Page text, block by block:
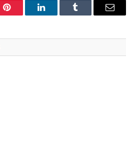
Pinterest O
Tumblr
E-